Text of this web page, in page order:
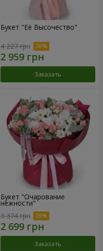
Букет "Её Высочество"
4 227 грн
Заказать
Букет "Очарование
нежности"
3 374 грн
Заказать